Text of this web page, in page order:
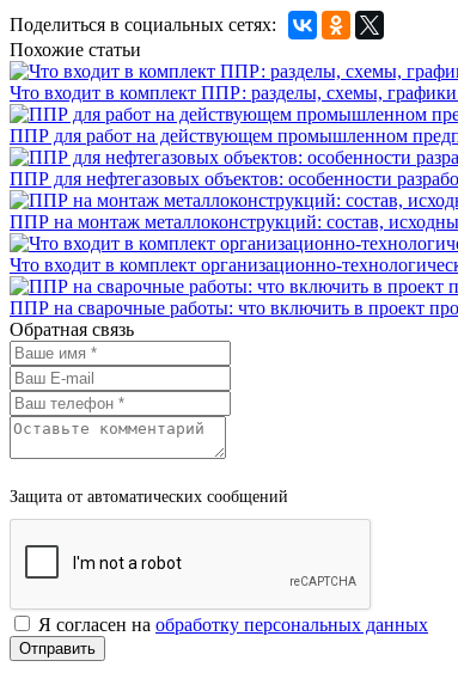
Поделиться в социальных сетях:
Похожие статьи
Что входит в комплект ППР: разделы, схемы,
ППР для работ на действующем промышленном
ППР для нефтегазовых объектов: особенности
ППР на монтаж металлоконструкций: состав,
Что входит в комплект организационно-
ППР на сварочные работы: что включить в проект
Обратная связь
Защита от автоматических сообщений
Я согласен на обработку персональных данных